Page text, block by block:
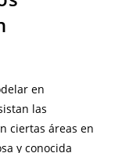
en
las
ciertas áreas en
y conocida